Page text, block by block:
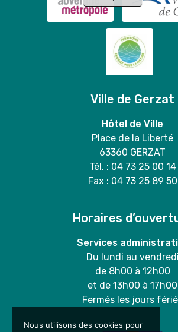
Ville de Gerzat
Hôtel de Ville
Place de la Liberté
63360 GERZAT
Tél. : 04 73 25 00 14
Fax : 04 73 25 89 50
Horaires
Services
Du lundi au vendredi
de 8h00 à 12h00
et de 13h00 à 17h00
Fermés les jours
Nous utilisons des cookies pour